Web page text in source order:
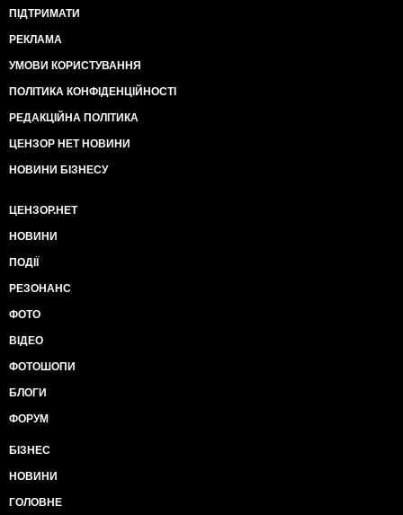
ПІДТРИМАТИ
РЕКЛАМА
УМОВИ КОРИСТУВАННЯ
ПОЛІТИКА КОНФІДЕНЦІЙНОСТІ
РЕДАКЦІЙНА ПОЛІТИКА
ЦЕНЗОР НЕТ НОВИНИ
НОВИНИ БІЗНЕСУ
ЦЕНЗОР.НЕТ
НОВИНИ
ПОДІЇ
РЕЗОНАНС
ФОТО
ВІДЕО
ФОТОШОПИ
БЛОГИ
ФОРУМ
БІЗНЕС
НОВИНИ
ГОЛОВНЕ